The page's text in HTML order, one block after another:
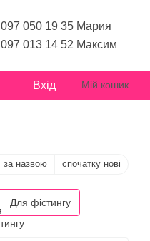
097 050 19 35 Мария
097 013 14 52 Максим
Вхід Мій кошик
за назвою спочатку нові
Для фістингу